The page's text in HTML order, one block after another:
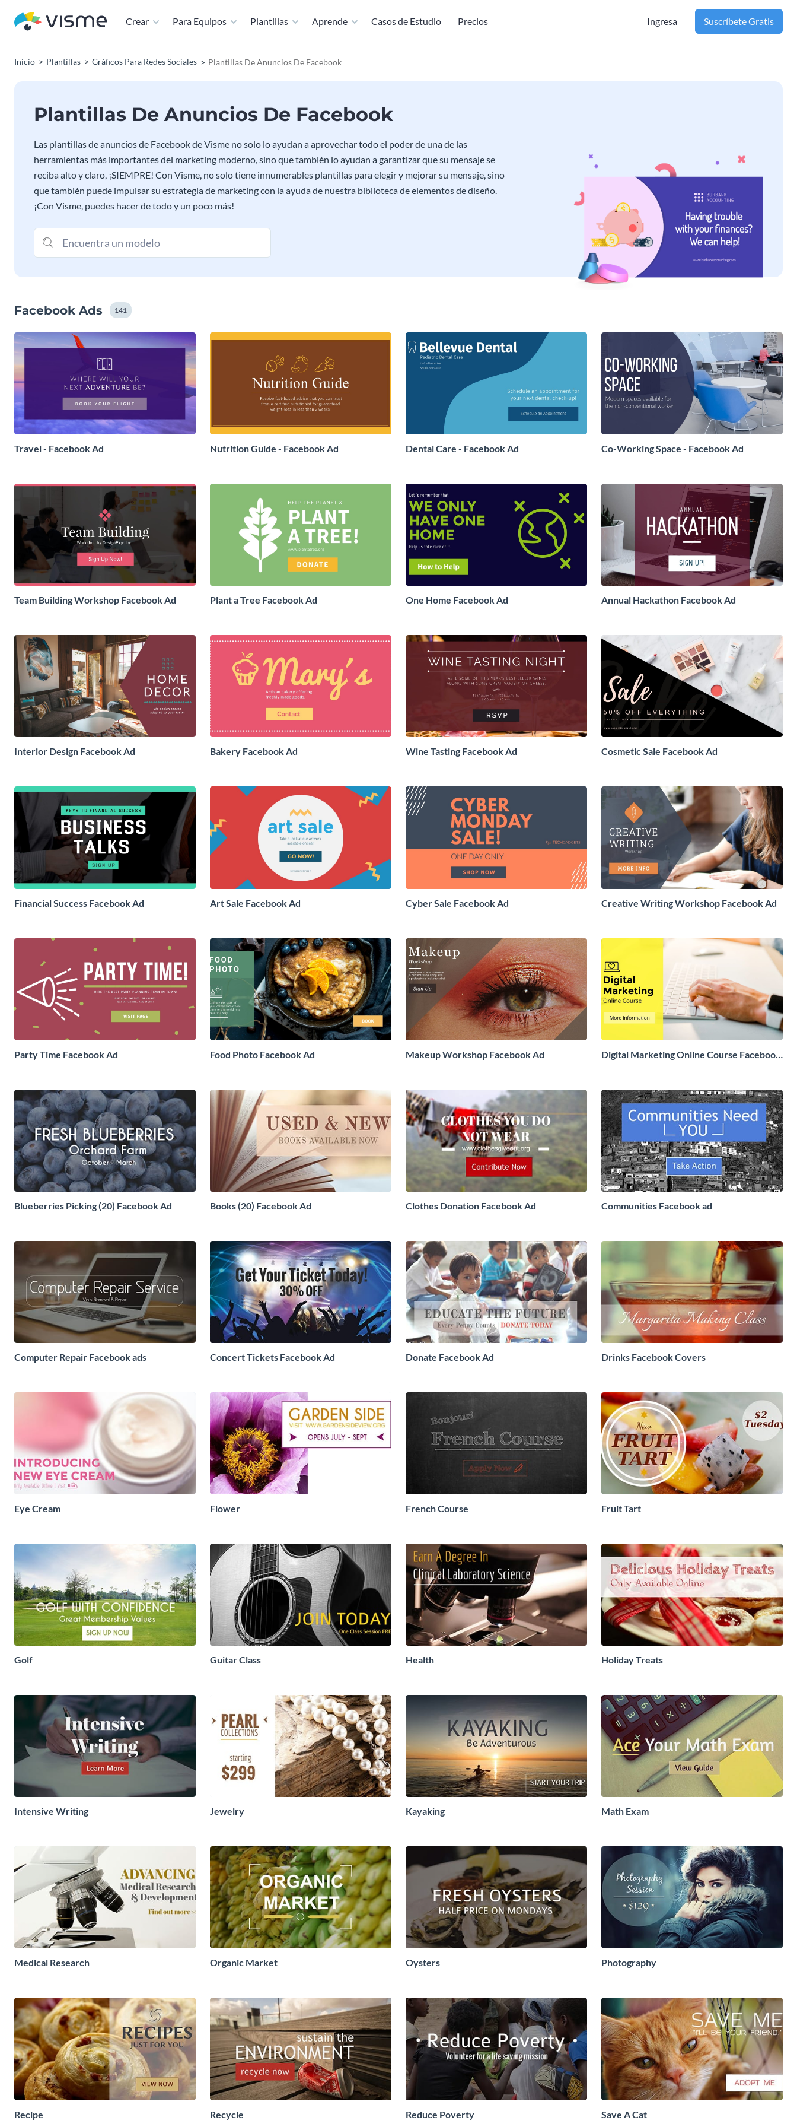
Crear Para Equipos Plantillas Aprende Casos de Estudio Precios Ingresa Suscríbete Gratis
Inicio Plantillas Gráficos Para Redes Sociales Plantillas De Anuncios De Facebook
Plantillas De Anuncios De Facebook
Las plantillas de anuncios de Facebook de Visme no solo lo ayudan a aprovechar todo el poder de una de las
herramientas más importantes del marketing moderno, sino que también lo ayudan a garantizar que su mensaje se
reciba alto y claro, ¡SIEMPRE! Con Visme, no solo tiene innumerables plantillas para elegir y mejorar su mensaje, sino
que también puede impulsar su estrategia de marketing con la ayuda de nuestra biblioteca de elementos de diseño.
¡Con Visme, puedes hacer de todo y un poco más!
Facebook Ads 141
Travel - Facebook Ad Nutrition Guide - Facebook Ad Dental Care - Facebook Ad Co-Working Space - Facebook Ad
Team Building Workshop Facebook Ad Plant a Tree Facebook Ad One Home Facebook Ad Annual Hackathon Facebook Ad
Interior Design Facebook Ad Bakery Facebook Ad Wine Tasting Facebook Ad Cosmetic Sale Facebook Ad
Financial Success Facebook Ad Art Sale Facebook Ad Cyber Sale Facebook Ad Creative Writing Workshop Facebook Ad
Party Time Facebook Ad Food Photo Facebook Ad Makeup Workshop Facebook Ad
Digital Marketing Online Course Facebook
Blueberries Picking (20) Facebook Ad Books (20) Facebook Ad Clothes Donation Facebook Ad Communities Facebook ad
Computer Repair Facebook ads Concert Tickets Facebook Ad Donate Facebook Ad Drinks Facebook Covers
Eye Cream Flower French Course Fruit Tart
Golf Guitar Class Health Holiday Treats
Intensive Writing Jewelry Kayaking Math Exam
Medical Research Organic Market Oysters Photography
Recipe Recycle Reduce Poverty Save A Cat